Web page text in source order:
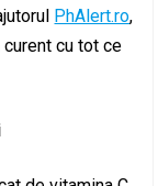
PhAlert.ro,
cu tot ce